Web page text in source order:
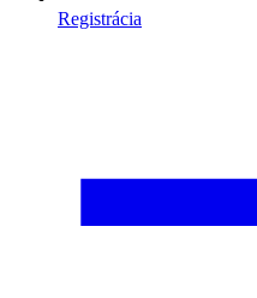
Registrácia